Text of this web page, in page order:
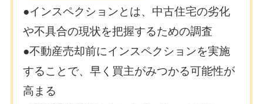
●インスペクションとは、中古住宅の劣化
や不具合の現状を把握するための調査
●不動産売却前にインスペクションを実施
することで、早く買主がみつかる可能性が
高まる